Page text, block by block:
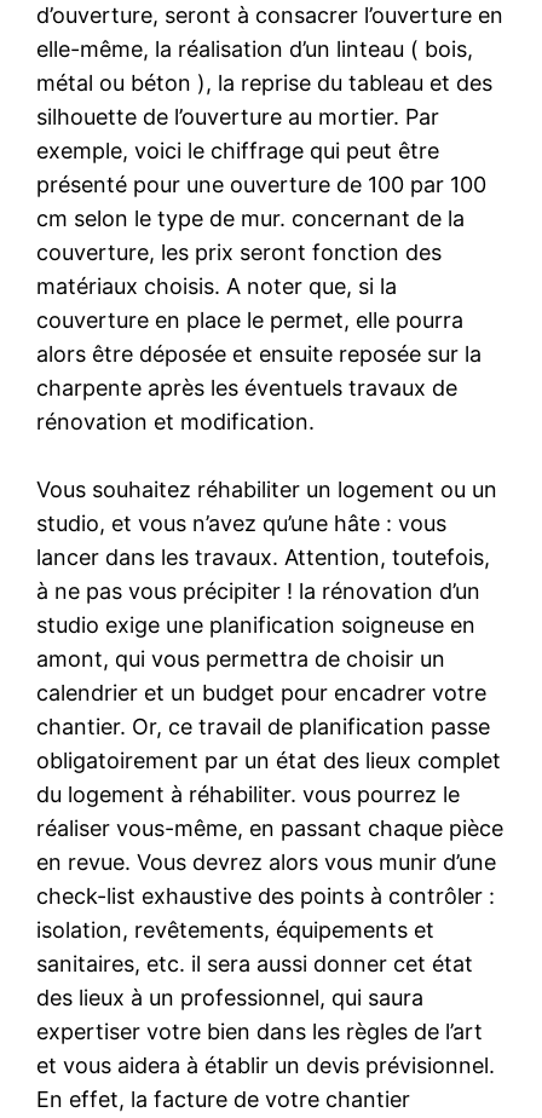
d’ouverture, seront à consacrer l’ouverture en
elle-même, la réalisation d’un linteau ( bois,
métal ou béton ), la reprise du tableau et des
silhouette de l’ouverture au mortier. Par
exemple, voici le chiffrage qui peut être
présenté pour une ouverture de 100 par 100
cm selon le type de mur. concernant de la
couverture, les prix seront fonction des
matériaux choisis. A noter que, si la
couverture en place le permet, elle pourra
alors être déposée et ensuite reposée sur la
charpente après les éventuels travaux de
rénovation et modification.
Vous souhaitez réhabiliter un logement ou un
studio, et vous n’avez qu’une hâte : vous
lancer dans les travaux. Attention, toutefois,
à ne pas vous précipiter ! la rénovation d’un
studio exige une planification soigneuse en
amont, qui vous permettra de choisir un
calendrier et un budget pour encadrer votre
chantier. Or, ce travail de planification passe
obligatoirement par un état des lieux complet
du logement à réhabiliter. vous pourrez le
réaliser vous-même, en passant chaque pièce
en revue. Vous devrez alors vous munir d’une
check-list exhaustive des points à contrôler :
isolation, revêtements, équipements et
sanitaires, etc. il sera aussi donner cet état
des lieux à un professionnel, qui saura
expertiser votre bien dans les règles de l’art
et vous aidera à établir un devis prévisionnel.
En effet, la facture de votre chantier